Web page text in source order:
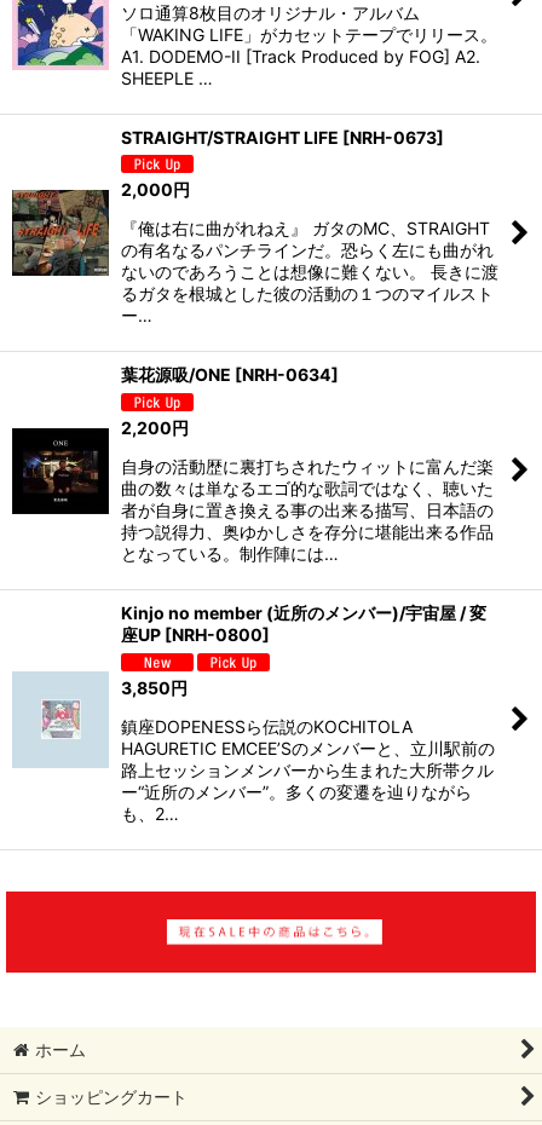
ソロ通算8枚目のオリジナル・アルバム
「WAKING LIFE」がカセットテープでリリース。
A1. DODEMO-II [Track Produced by FOG] A2.
SHEEPLE …
STRAIGHT/STRAIGHT LIFE [NRH-0673]
2,000円
『俺は右に曲がれねえ』 ガタのMC、STRAIGHT
の有名なるパンチラインだ。恐らく左にも曲がれ
ないのであろうことは想像に難くない。 長きに渡
るガタを根城とした彼の活動の１つのマイルスト
ー…
葉花源吸/ONE [NRH-0634]
2,200円
自身の活動歴に裏打ちされたウィットに富んだ楽
曲の数々は単なるエゴ的な歌詞ではなく、聴いた
者が自身に置き換える事の出来る描写、日本語の
持つ説得力、奥ゆかしさを存分に堪能出来る作品
となっている。制作陣には…
Kinjo no member (近所のメンバー)/宇宙屋 / 変
座UP [NRH-0800]
3,850円
鎮座DOPENESSら伝説のKOCHITOLA
HAGURETIC EMCEE’Sのメンバーと、立川駅前の
路上セッションメンバーから生まれた大所帯クル
ー“近所のメンバー”。多くの変遷を辿りながら
も、2…
ホーム
ショッピングカート